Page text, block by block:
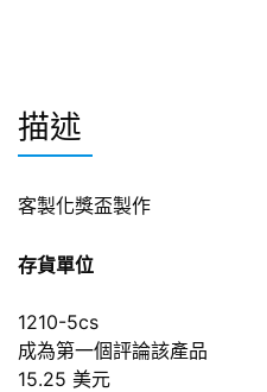
描述
客製化獎盃製作
存貨單位
1210-5cs
成為第一個評論該產品
15.25 美元